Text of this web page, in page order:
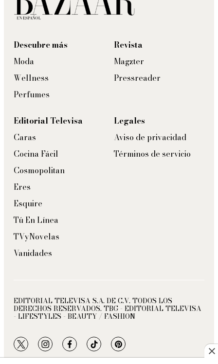
Descubre más
Moda
Wellness
Perfumes
Revista
Magzter
Pressreader
Editorial Televisa
Caras
Cocina Fácil
Cosmopolitan
Eres
Esquire
Tú En Línea
TVyNovelas
Vanidades
Legales
Aviso de privacidad
Términos de servicio
EDITORIAL TELEVISA S.A. DE C.V. TODOS LOS
DERECHOS RESERVADOS. TBG - EDITORIAL TELEVISA
- LIFESTYLES - BEAUTY / FASHION
twitterinstagramfacebooktiktokpinterest